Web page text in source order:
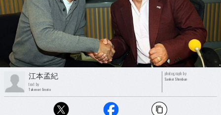
江本孟紀
text by
Takenori Emoto
photograph by
Sankei Shimbun